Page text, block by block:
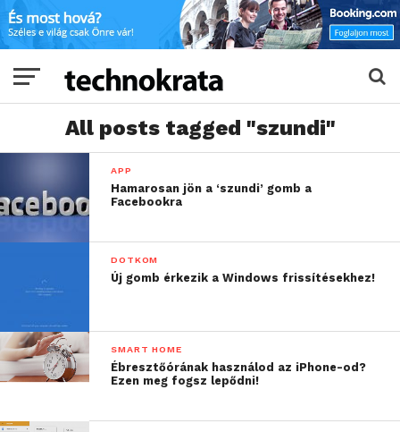
All posts tagged "szundi"
APP
Hamarosan jön a ‘szundi’ gomb a
Facebookra
DOTKOM
Új gomb érkezik a Windows frissítésekhez!
SMART HOME
Ébresztőórának használod az iPhone-od?
Ezen meg fogsz lepődni!